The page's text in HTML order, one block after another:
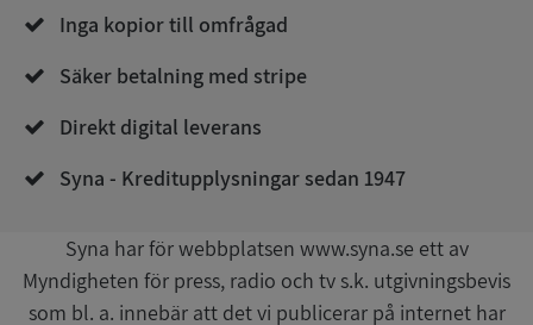
Inga kopior till omfrågad
Säker betalning med stripe
Direkt digital leverans
Syna - Kreditupplysningar sedan 1947
Syna har för webbplatsen www.syna.se ett av
Myndigheten för press, radio och tv s.k. utgivningsbevis
som bl. a. innebär att det vi publicerar på internet har
VISITOR_PRIVACY_METADATA
ASP.NET_SessionId
Microsoft
Corporation
de.syna.se
Session
Privacy Policy